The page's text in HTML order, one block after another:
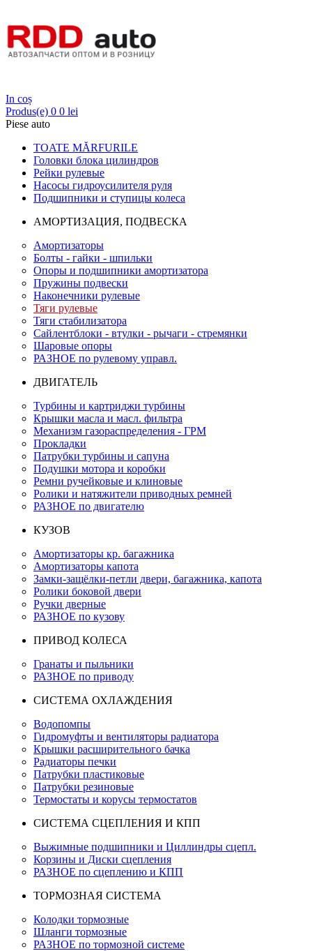
In coș
Produs(e) 0 0 lei
Piese auto
TOATE MĂRFURILE
Головки блока цилиндров
Рейки рулевые
Насосы гидроусилителя руля
Подшипники и ступицы колеса
АМОРТИЗАЦИЯ, ПОДВЕСКА
Амортизаторы
Болты - гайки - шпильки
Опоры и подшипники амортизатора
Пружины подвески
Наконечники рулевые
Тяги рулевые
Тяги стабилизатора
Сайлентблоки - втулки - рычаги - стремянки
Шаровые опоры
РАЗНОЕ по рулевому управл.
ДВИГАТЕЛЬ
Турбины и картриджи турбины
Крышки масла и масл. фильтра
Механизм газораспределения - ГРМ
Прокладки
Патрубки турбины и сапуна
Подушки мотора и коробки
Ремни ручейковые и клиновые
Ролики и натяжители приводных ремней
РАЗНОЕ по двигателю
КУЗОВ
Амортизаторы кр. багажника
Амортизаторы капота
Замки-защёлки-петли двери, багажника, капота
Ролики боковой двери
Ручки дверные
РАЗНОЕ по кузову
ПРИВОД КОЛЕСА
Гранаты и пыльники
РАЗНОЕ по приводу
СИСТЕМА ОХЛАЖДЕНИЯ
Водопомпы
Гидромуфты и вентиляторы радиатора
Крышки расширительного бачка
Радиаторы печки
Патрубки пластиковые
Патрубки резиновые
Термостаты и корусы термостатов
СИСТЕМА СЦЕПЛЕНИЯ И КПП
Выжимные подшипники и Циллиндры сцепл.
Корзины и Диски сцепления
РАЗНОЕ по сцеплению и КПП
ТОРМОЗНАЯ СИСТЕМА
Колодки тормозные
Шланги тормозные
РАЗНОЕ по тормозной системе